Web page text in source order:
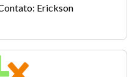
Erickson